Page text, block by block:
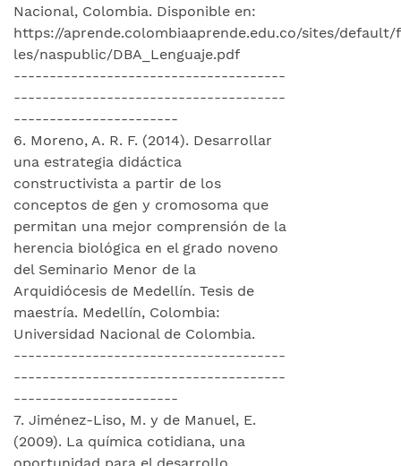
Nacional, Colombia. Disponible en:
https://aprende.colombiaaprende.edu.co/sites/default/
les/naspublic/DBA_Lenguaje.pdf
--------------------------------------
--------------------------------------
-----------------------
6. Moreno, A. R. F. (2014). Desarrollar
una estrategia didáctica
constructivista a partir de los
conceptos de gen y cromosoma que
permitan una mejor comprensión de la
herencia biológica en el grado noveno
del Seminario Menor de la
Arquidiócesis de Medellín. Tesis de
maestría. Medellín, Colombia:
Universidad Nacional de Colombia.
--------------------------------------
--------------------------------------
-----------------------
7. Jiménez-Liso, M. y de Manuel, E.
(2009). La química cotidiana, una